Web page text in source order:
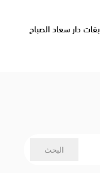
دار سعاد الصباح